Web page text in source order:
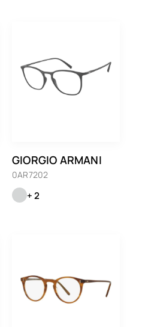
GIORGIO ARMANI
0AR7202
+ 2